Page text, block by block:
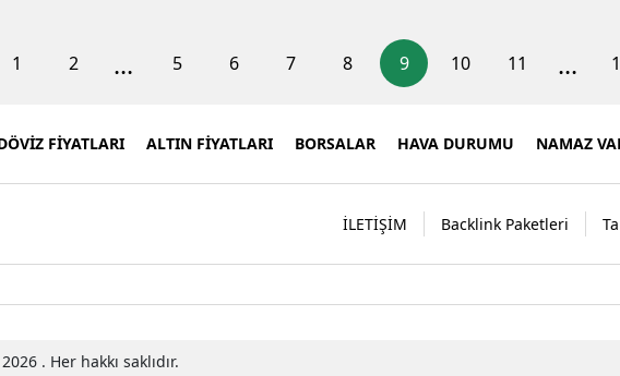
1 2 ... 5 6 7 8 9 10 11 ...
FİYATLARI ALTIN FİYATLARI BORSALAR HAVA DURUMU NAMAZ
İLETİŞİM Backlink Paketleri
. Her hakkı saklıdır.